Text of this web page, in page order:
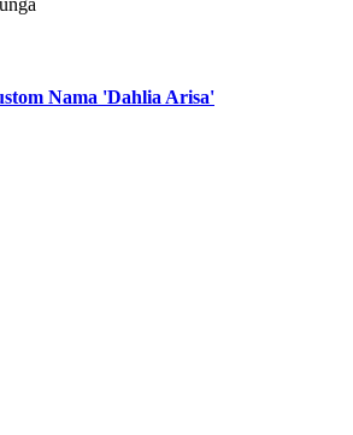
Nama 'Dahlia Arisa'